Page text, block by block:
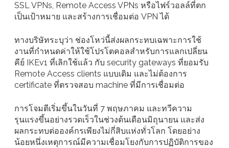
SSL VPNs, Remote Access VPNs หรือไฟร์วอลล์ที่ตก
เป็นเป้าหมาย และสร้างการเชื่อมต่อ VPN ได้
ทางบริษัทระบุว่า ช่องโหว่นี้ส่งผลกระทบเฉพาะการใช้
งานที่กำหนดค่าให้ใช้โปรโตคอลสำหรับการแลกเปลี่ยน
คีย์ IKEv1 ที่เลิกใช้แล้ว กับ security gateways ที่ยอมรับ
Remote Access clients แบบเดิม และไม่ต้องการ
certificate ที่ตรวจสอบ machine ที่มีการเชื่อมต่อ
การโจมตีเริ่มขึ้นในวันที่ 7 พฤษภาคม และทวีความ
รุนแรงขึ้นอย่างรวดเร็วในช่วงต้นเดือนมิถุนายน และส่ง
ผลกระทบต่อองค์กรเพียงไม่กี่สิบแห่งทั่วโลก โดยอย่าง
น้อยหนึ่งเหตุการณ์มีความเชื่อมโยงกับการปฏิบัติการของ